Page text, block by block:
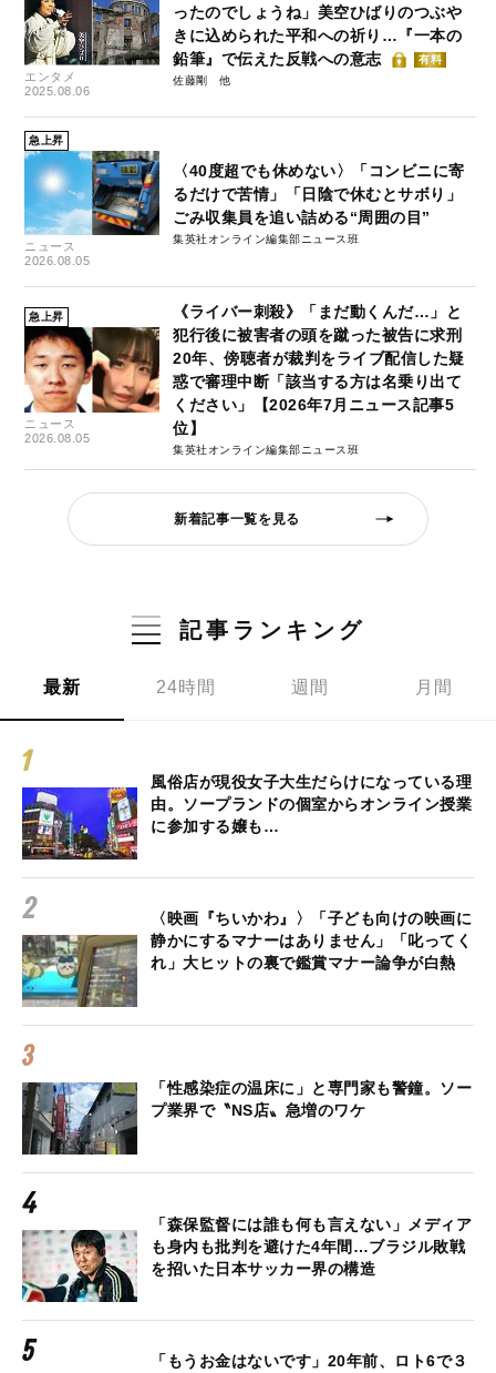
エンタメ
2025.08.06
ったのでしょうね」美空ひばりのつぶや
きに込められた平和への祈り…『一本の
鉛筆』で伝えた反戦への意志
有料
佐藤剛
急上昇
ニュース
2026.08.05
〈40度超でも休めない〉「コンビニに寄
るだけで苦情」「日陰で休むとサボり」
ごみ収集員を追い詰める“周囲の目”
集英社オンライン編集部ニュース班
急上昇
ニュース
2026.08.05
《ライバー刺殺》「まだ動くんだ…」と
犯行後に被害者の頭を蹴った被告に求刑
20年、傍聴者が裁判をライブ配信した疑
惑で審理中断「該当する方は名乗り出て
ください」【2026年7月ニュース記事5
位】
集英社オンライン編集部ニュース班
新着記事一覧を見る
記事ランキング
最新 24時間 週間 月間
風俗店が現役女子大生だらけになっている理
由。ソープランドの個室からオンライン授業
に参加する嬢も…
〈映画『ちいかわ』〉「子ども向けの映画に
静かにするマナーはありません」「叱ってく
れ」大ヒットの裏で鑑賞マナー論争が白熱
「性感染症の温床に」と専門家も警鐘。ソー
プ業界で〝NS店〟急増のワケ
「森保監督には誰も何も言えない」メディア
も身内も批判を避けた4年間…ブラジル敗戦
を招いた日本サッカー界の構造
「もうお金はないです」20年前、ロト6で３